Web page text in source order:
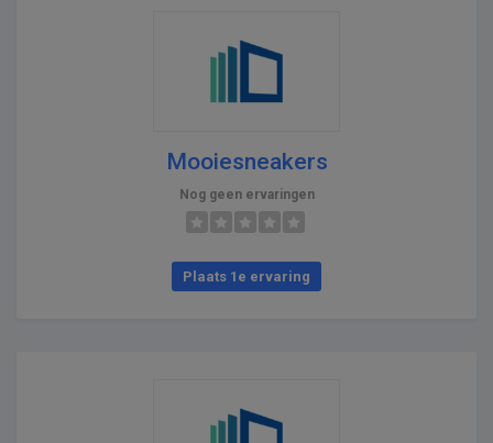
Mooiesneakers
Nog geen ervaringen
Plaats 1e ervaring